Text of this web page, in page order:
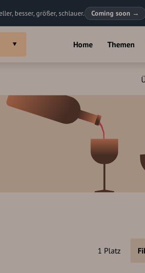
besser, größer, schlauer. Coming soon →
Home Themen
1 Platz